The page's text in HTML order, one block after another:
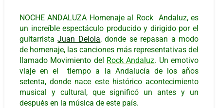
NOCHE ANDALUZA Homenaje al Rock Andaluz, es
un increíble espectáculo producido y dirigido por el
guitarristaJuan Delola, donde se repasan a modo
de homenaje, las canciones más representativas del
llamado Movimiento del Rock Andaluz. Un emotivo
viaje en el tiempo a la Andalucía de los años
setenta, donde nace este histórico acontecimiento
musical y cultural, que significó un antes y un
después en la música de este país.